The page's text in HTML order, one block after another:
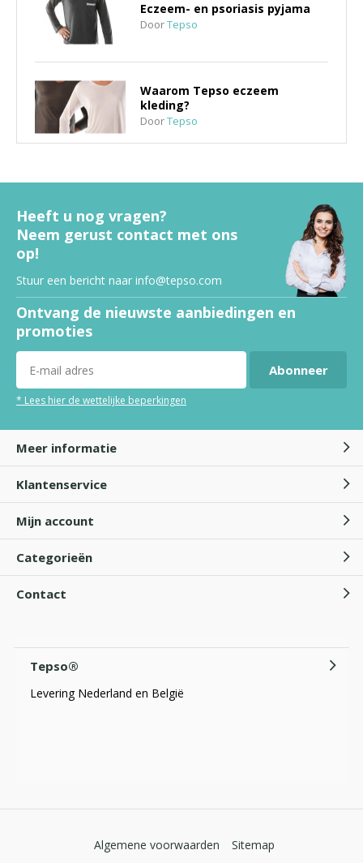
Eczeem- en psoriasis pyjama
DoorTepso
Waarom Tepso eczeem
kleding?
DoorTepso
eczeem en jeuk
DoorTepso
Katoenen handschoenen
DoorTepso
Heeft u nog vragen?
Neem gerust contact met ons
op!
Stuur een bericht naar info@tepso.com
Ontvang de nieuwste aanbiedingen en
promoties
Abonneer
* Lees hier de wettelijke beperkingen
Meer informatie
Klantenservice
Mijn account
Categorieën
Contact
Tepso®
Levering Nederland en België
Algemene voorwaarden Sitemap